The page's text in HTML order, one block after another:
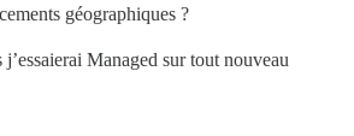
géographiques ?
Managed sur tout nouveau